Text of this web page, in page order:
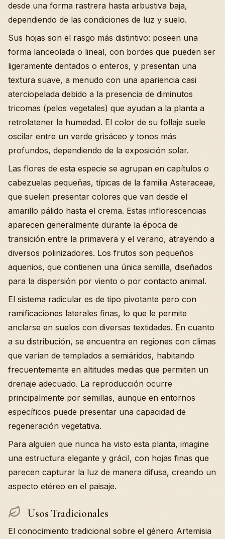
desde una forma rastrera hasta arbustiva baja,
dependiendo de las condiciones de luz y suelo.
Sus hojas son el rasgo más distintivo: poseen una
forma lanceolada o lineal, con bordes que pueden ser
ligeramente dentados o enteros, y presentan una
textura suave, a menudo con una apariencia casi
aterciopelada debido a la presencia de diminutos
tricomas (pelos vegetales) que ayudan a la planta a
retrolatener la humedad. El color de su follaje suele
oscilar entre un verde grisáceo y tonos más
profundos, dependiendo de la exposición solar.
Las flores de esta especie se agrupan en capítulos o
cabezuelas pequeñas, típicas de la familia Asteraceae,
que suelen presentar colores que van desde el
amarillo pálido hasta el crema. Estas inflorescencias
aparecen generalmente durante la época de
transición entre la primavera y el verano, atrayendo a
diversos polinizadores. Los frutos son pequeños
aquenios, que contienen una única semilla, diseñados
para la dispersión por viento o por contacto animal.
El sistema radicular es de tipo pivotante pero con
ramificaciones laterales finas, lo que le permite
anclarse en suelos con diversas textidades. En cuanto
a su distribución, se encuentra en regiones con climas
que varían de templados a semiáridos, habitando
frecuentemente en altitudes medias que permiten un
drenaje adecuado. La reproducción ocurre
principalmente por semillas, aunque en entornos
específicos puede presentar una capacidad de
regeneración vegetativa.
Para alguien que nunca ha visto esta planta, imagine
una estructura elegante y grácil, con hojas finas que
parecen capturar la luz de manera difusa, creando un
aspecto etéreo en el paisaje.
Usos Tradicionales
El conocimiento tradicional sobre el género Artemisia